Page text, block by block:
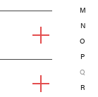
M
N
O
P
Q
R